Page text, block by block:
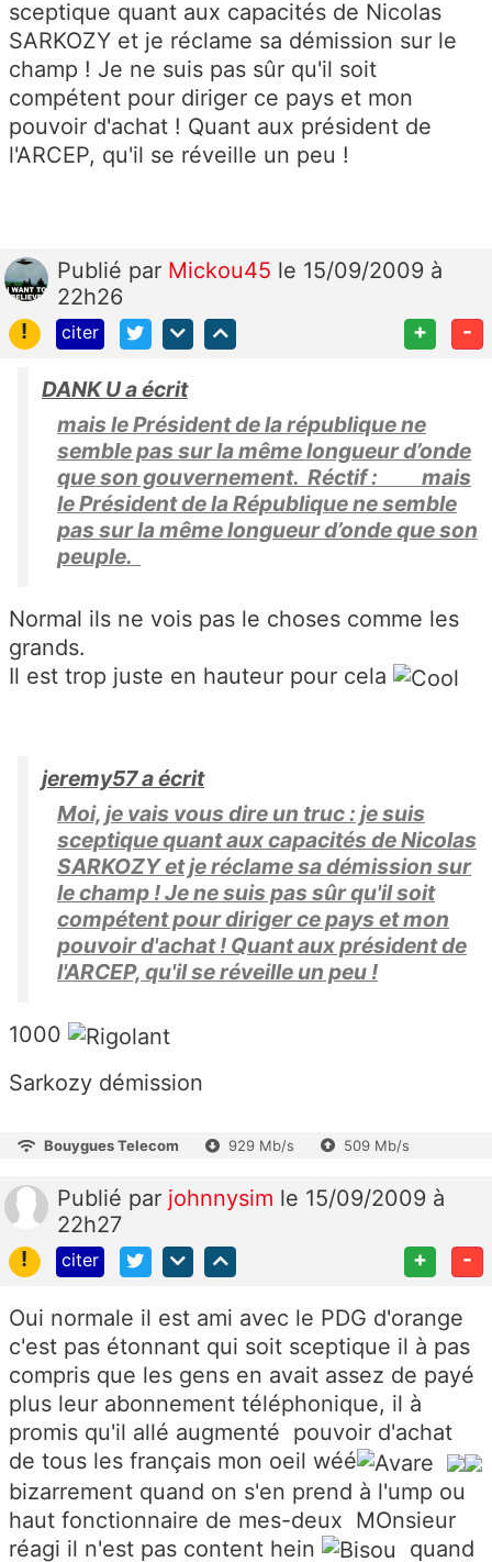
sceptique quant aux capacités de Nicolas
SARKOZY et je réclame sa démission sur le
champ ! Je ne suis pas sûr qu'il soit
compétent pour diriger ce pays et mon
pouvoir d'achat ! Quant aux président de
l'ARCEP, qu'il se réveille un peu !
Publié par Mickou45 le 15/09/2009 à
22h26
!
citer + -
DANK U a écrit
mais le Président de la république ne
semble pas sur la même longueur d’onde
que son gouvernement. Réctif : mais
le Président de la République ne semble
pas sur la même longueur d’onde que son
peuple.
Normal ils ne vois pas le choses comme les
grands.
Il est trop juste en hauteur pour cela
jeremy57 a écrit
Moi, je vais vous dire un truc : je suis
sceptique quant aux capacités de Nicolas
SARKOZY et je réclame sa démission sur
le champ ! Je ne suis pas sûr qu'il soit
compétent pour diriger ce pays et mon
pouvoir d'achat ! Quant aux président de
l'ARCEP, qu'il se réveille un peu !
1000
Sarkozy démission
Bouygues Telecom 929 Mb/s 509 Mb/s
Publié par johnnysim le 15/09/2009 à
22h27
!
citer + -
Oui normale il est ami avec le PDG d'orange
c'est pas étonnant qui soit sceptique il à pas
compris que les gens en avait assez de payé
plus leur abonnement téléphonique, il à
promis qu'il allé augmenté pouvoir d'achat
de tous les français mon oeil wéé
bizarrement quand on s'en prend à l'ump ou
haut fonctionnaire de mes-deux MOnsieur
réagi il n'est pas content hein
quand